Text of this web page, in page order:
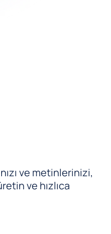
ve metinlerinizi,
ve hızlıca